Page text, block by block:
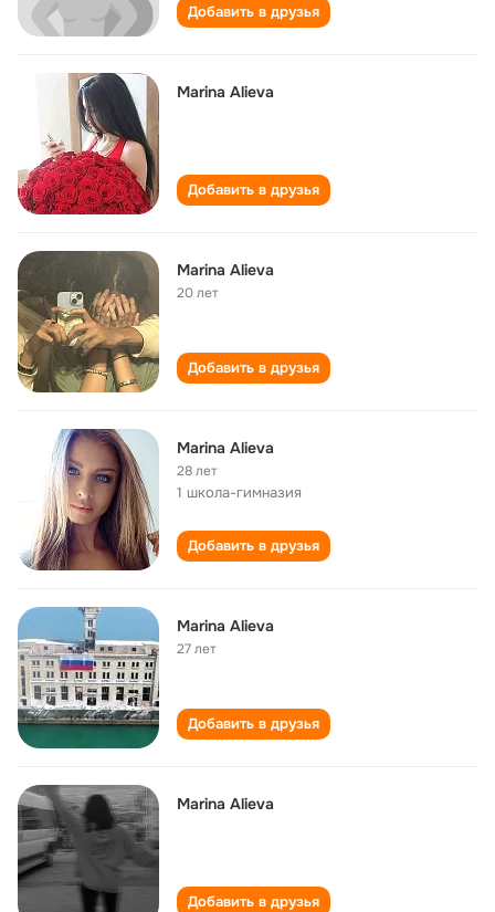
Добавить в друзья
Marina Alieva
Добавить в друзья
Marina Alieva
20 лет
Добавить в друзья
Marina Alieva
28 лет
1 школа-гимназия
Добавить в друзья
Marina Alieva
27 лет
Добавить в друзья
Marina Alieva
Добавить в друзья